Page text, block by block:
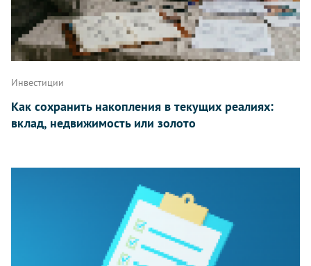
Инвестиции
Как сохранить накопления в текущих реалиях:
вклад, недвижимость или золото